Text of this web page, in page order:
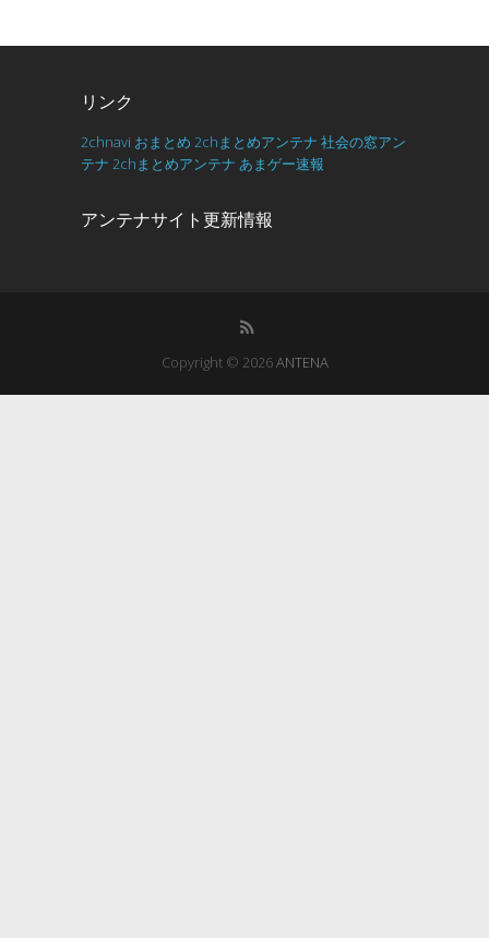
リンク
2chnavi おまとめ 2chまとめアンテナ 社会の窓アン
テナ 2chまとめアンテナ あまゲー速報
アンテナサイト更新情報
Copyright © 2026ANTENA